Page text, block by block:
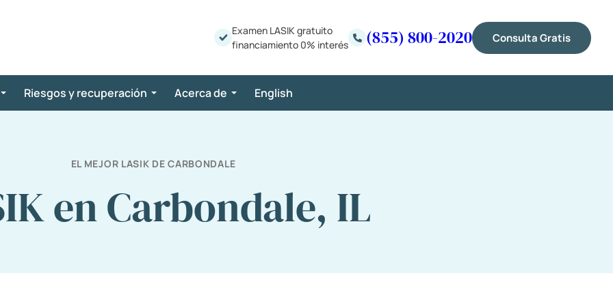
Examen LASIK gratuito
financiamiento 0% interés
(855) 800-2020 Consulta Gratis
Riesgos y recuperación Acerca de English
EL MEJOR LASIK DE CARBONDALE
en Carbondale, IL